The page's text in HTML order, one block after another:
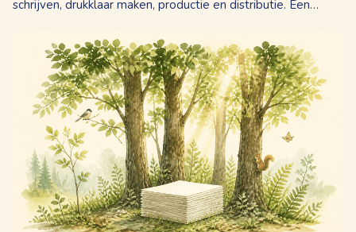
schrijven, drukklaar maken, productie en distributie. Een